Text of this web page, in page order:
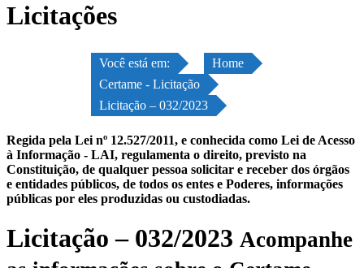
Licitações
Você está em:
Home
Certame - Licitação
Licitação – 032/2023
Regida pela Lei nº 12.527/2011, e conhecida como Lei de Acesso
à Informação - LAI, regulamenta o direito, previsto na
Constituição, de qualquer pessoa solicitar e receber dos órgãos
e entidades públicos, de todos os entes e Poderes, informações
públicas por eles produzidas ou custodiadas.
Licitação – 032/2023 Acompanhe